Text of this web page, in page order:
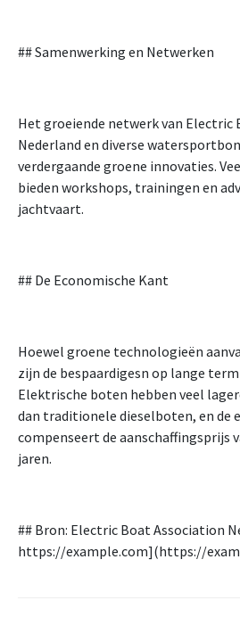
## Samenwerking en Netwerken
Het groeiende netwerk van Electric
Nederland en diverse
verdergaande groene innovaties.
bieden workshops, trainingen en
jachtvaart.
## De Economische Kant
Hoewel groene technologieën
zijn de bespaardigesn op lange
Elektrische boten hebben veel
dan traditionele dieselboten, en de
compenseert de aanschaffingsprijs
jaren.
## Bron: Electric Boat Association
https://example.com](https://